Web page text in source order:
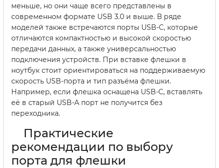
меньше, но они чаще всего представлены в
современном формате USB 3.0 и выше. В ряде
моделей также встречаются порты USB-C, которые
отличаются компактностью и высокой скоростью
передачи данных, а также универсальностью
подключения устройств. При вставке флешки в
ноутбук стоит ориентироваться на поддерживаемую
скорость USB-порта и тип разъёма флешки.
Например, если флешка оснащена USB-C, вставлять
её в старый USB-A порт не получится без
переходника.
Практические
рекомендации по выбору
порта для флешки